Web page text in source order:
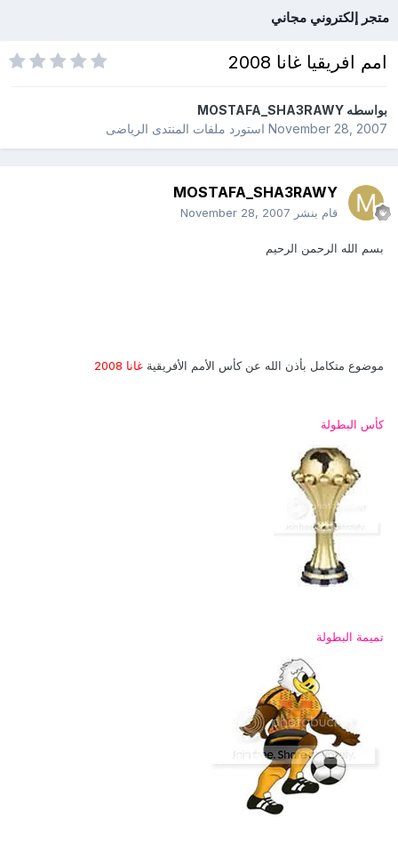
متجر إلكتروني مجاني
امم افريقيا غانا 2008
بواسطهMOSTAFA_SHA3RAWY
November 28, 2007استورد ملفات المنتدى الرياضى
MOSTAFA_SHA3RAWY
قام بنشر November 28, 2007
بسم الله الرحمن الرحيم
موضوع متكامل بأذن الله عن كأس الأمم الأفريقية غانا 2008
كأس البطولة
تميمة البطولة